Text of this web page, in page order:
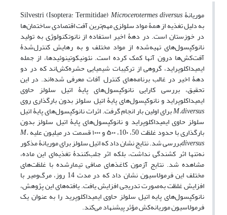
موریانۀ Silvestri (Isoptera: Termitidae)Microcerotermes diversus
به دلیل تغذیه از همۀ مواد سلولزی مهم‌ترین آفت اقتصادی ساختمان‌ها
در خوزستان است. در دهۀ اخیر استفاده از نانوتکنولوژی به تولید
نانوکپسول‌های تهیه‌شده از مواد مختلف و به رهایش کنترل‌شدۀ
آفت‌کش‌ها درون آنها کمک کرده است. نئونیکوتینوئیدها، از جمله
ایمیداکلوپراید، گروهی از ترکیبات شیمیایی حشره‌کش‌اند که در دو
دهۀ اخیر در غالب برنامه‌های کنترل آفات معرفی شده‌اند. در این
تحقیق، بررسی کارایی نانوکپسول‌های پایۀ اتیل سلولز حاوی
ایمیداکلوپراید و نانوکپسول‌های پایۀ اتیل سلولز بدون بارگذاری روی
M.diversusبرای اولین بار انجام گرفت. اثرات نانوکپسول‌های پایۀ اتیل
سلولز حاوی ایمیداکلوپراید و نانوکپسول‌های پایۀ اتیل سلولز بدون
بارگذاری با حدود غلظت 50، 10٠، ۵٠٠ و ١٠٠٠ قسمت در میلیون علیه M.
diversusبررسی شد. نتایج نشان داد که اتیل سلولز برای موریانۀ مذکور
نه‌تنها اثر کشندگی نداشت، بلکه اثر جلب‌کنندۀ تغذیه‌ای این ماده،
مشاهده شد. نتایج آزمون کاغذ‌های صافی تیمارشده با غلظت‌های
مختلف این فرمولاسیون نشان داد که در مدت 14 روز، مرگ‌ومیر با
افزایش غلظت به‌صورت تدریجی افزایش یافت. یافته‌های این پژوهش،
نانوکپسول‌های پایه اتیل سلولز حاوی ایمیداکلوپرید را به عنوان یک
فرمولاسیون موریانه‌کش مؤثر پیشنهاد می‌کند.